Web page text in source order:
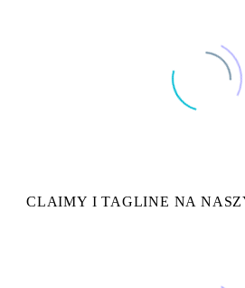
…realizuje projekty namingowe dla
firmy Pamapol oraz dla brandu Cenos…
interesujące, merytorycznie omówione i
Marketing Manager
…Każdy ze wspomnianych projektów
CLAIMY I TAGLINE NA